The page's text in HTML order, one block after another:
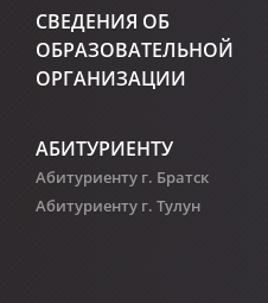
СВЕДЕНИЯ ОБ
ОБРАЗОВАТЕЛЬНОЙ
ОРГАНИЗАЦИИ
АБИТУРИЕНТУ
Абитуриенту г. Братск
Абитуриенту г. Тулун